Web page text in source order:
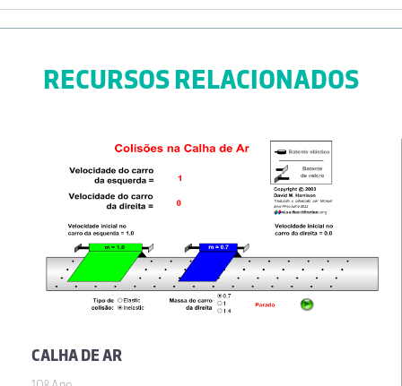
RECURSOS RELACIONADOS
CALHA DE AR